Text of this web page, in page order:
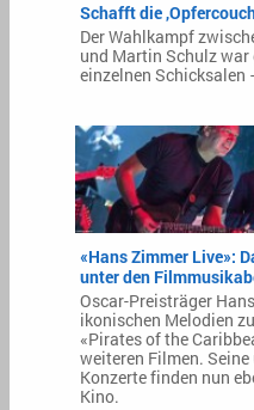
Schafft die
Der Wahlkampf
und Martin Schulz war
einzelnen Schicksalen
«Hans Zimmer Live»:
unter den
Oscar-Preisträger
ikonischen Melodien
«Pirates of the
weiteren Filmen.
Konzerte finden nun
Kino.